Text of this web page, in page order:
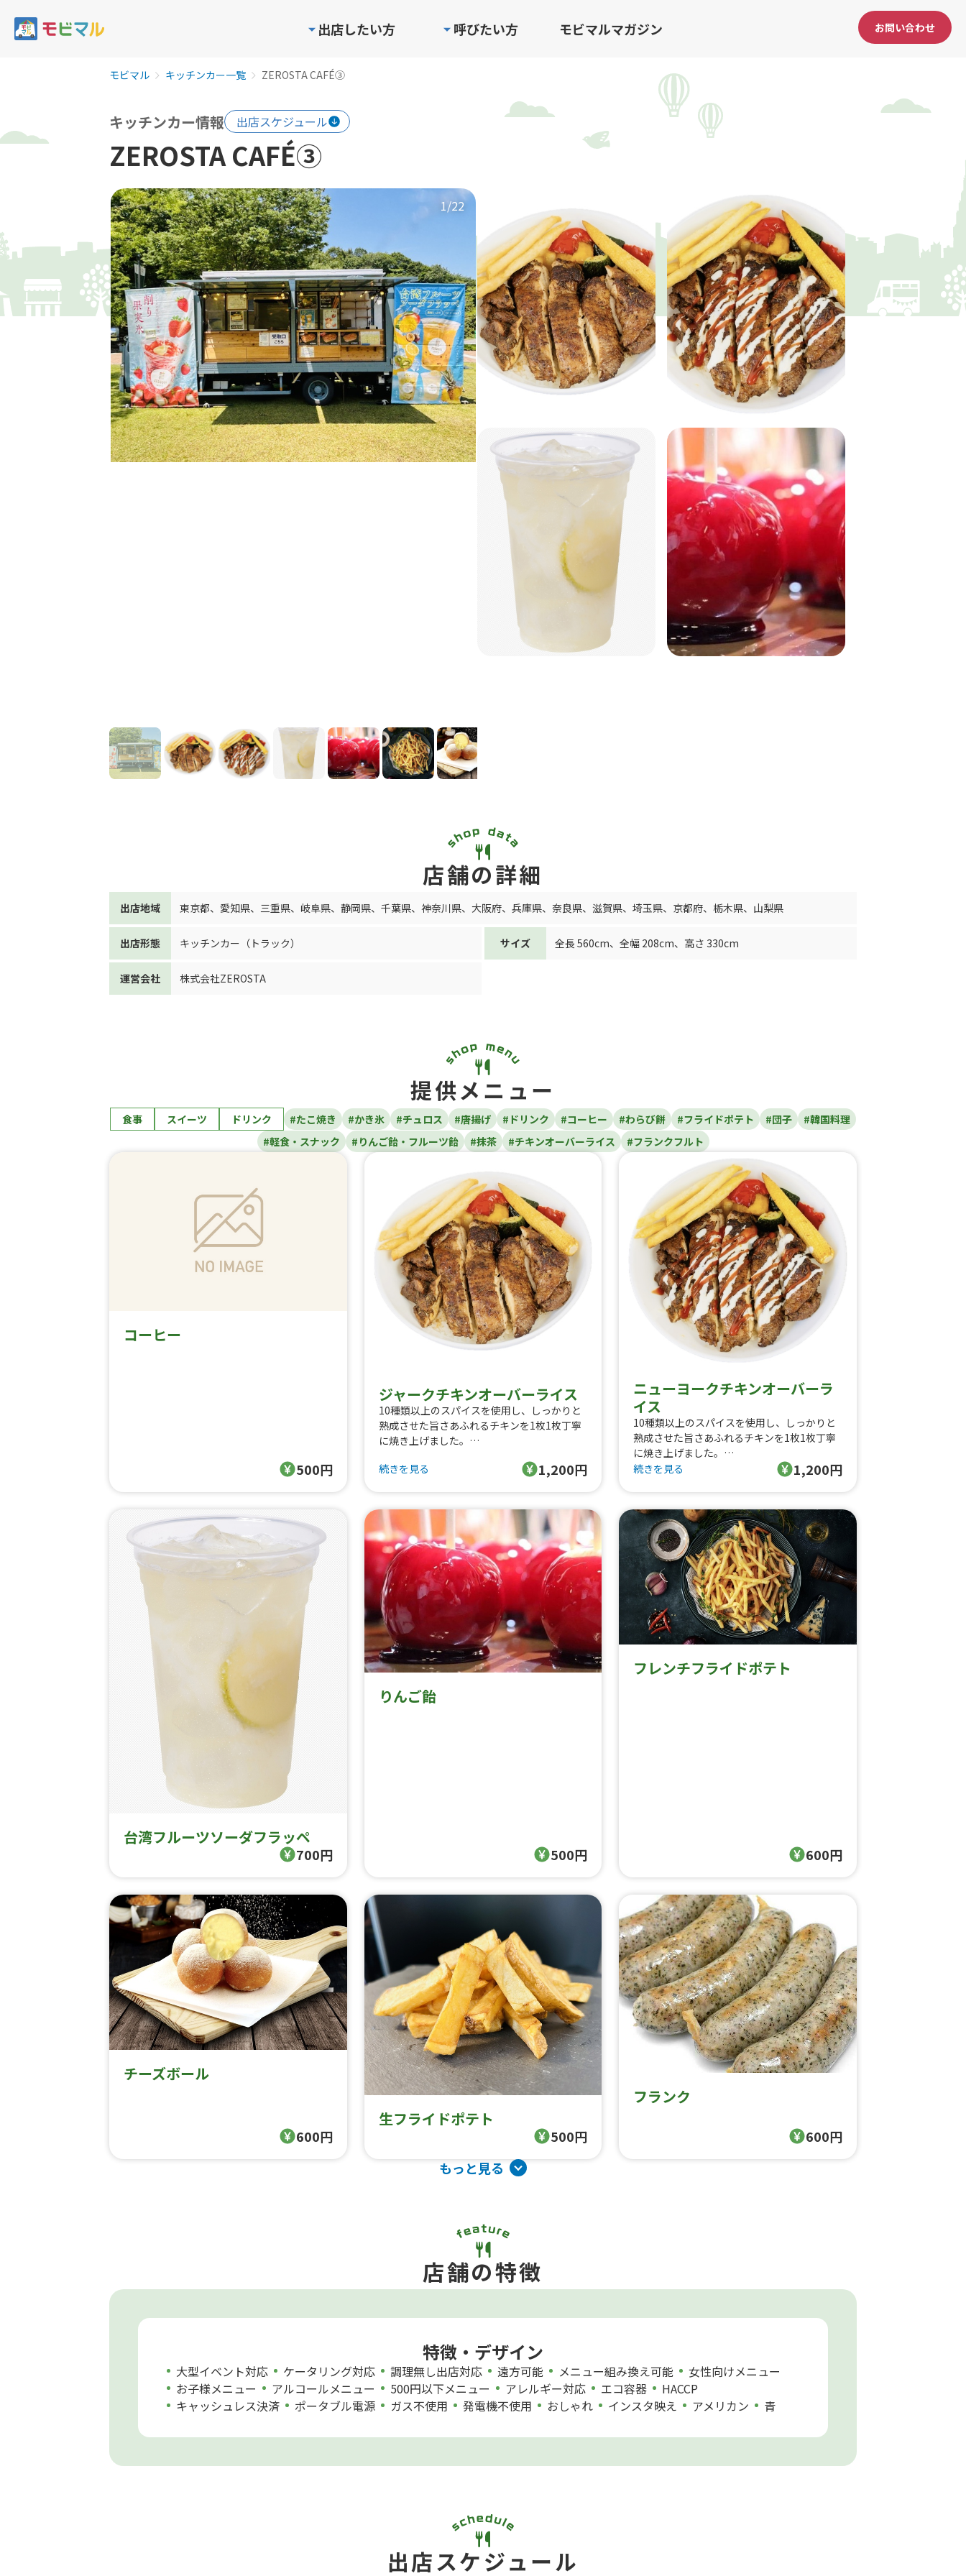
出店したい方 呼びたい方 モビマルマガジン お問い合わせ
モビマル キッチンカー一覧 ZEROSTA CAFÉ③
キッチンカー情報 出店スケジュール
ZEROSTA CAFÉ③
1/22
店舗の詳細
出店地域 東京都、 愛知県、 三重県、 岐阜県、 静岡県、 千葉県、 神奈川県、 大阪府、 兵庫県、 奈良県、 滋賀県、 埼玉県、 京都府、 栃木県、 山梨県
出店形態 キッチンカー（トラック） サイズ 全長 560cm、 全幅 208cm、 高さ 330cm
運営会社 株式会社ZEROSTA
提供メニュー
食事 スイーツ ドリンク #たこ焼き #かき氷 #チュロス #唐揚げ #ドリンク #コーヒー #わらび餅 #フライドポテト #団子
#韓国料理
#軽食・スナック
#りんご飴・フルーツ飴 #抹茶 #チキンオーバーライス #フランクフルト
コーヒー
500円
ジャークチキンオーバーライス
10種類以上のスパイスを使用し、しっかりと
熟成させた旨さあふれるチキンを1枚1枚丁寧
に焼き上げました。
抜群です。
続きを見る 1,200円
ニューヨークチキンオーバーラ
イス
10種類以上のスパイスを使用し、しっかりと
熟成させた旨さあふれるチキンを1枚1枚丁寧
に焼き上げました。
オリジナルのホワイトソース、レッドソース
飯をぜひお召し上がり下さい。
続きを見る 1,200円
台湾フルーツソーダフラッペ
700円
りんご飴
500円
フレンチフライドポテト
600円
チーズボール
600円
生フライドポテト
500円
フランク
600円
もっと見る
店舗の特徴
特徴・デザイン
大型イベント対応 ケータリング対応 調理無し出店対応 遠方可能 メニュー組み換え可能
女性向けメニュー
お子様メニュー
アルコールメニュー 500円以下メニュー アレルギー対応 エコ容器
HACCP
キャッシュレス決済
ポータブル電源 ガス不使用 発電機不使用 おしゃれ インスタ映え アメリカン 青
出店スケジュール